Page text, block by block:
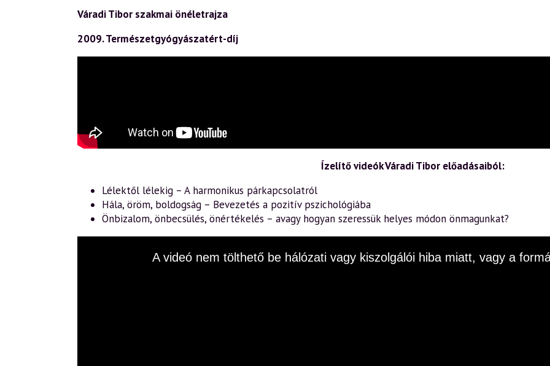
Váradi Tibor szakmai önéletrajza
2009. Természetgyógyászatért-díj
Ízelítő videók Váradi Tibor előadásaiból:
Lélektől lélekig – A harmonikus párkapcsolatról
Hála, öröm, boldogság – Bevezetés a pozitív pszichológiába
Önbizalom, önbecsülés, önértékelés – avagy hogyan szeressük helyes módon önmagunkat?
A videó nem tölthető be hálózati vagy kiszolgálói hiba miatt, vagy a